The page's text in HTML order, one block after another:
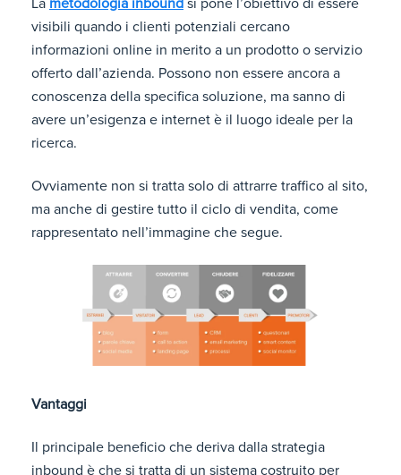
visibili quando i clienti potenziali cercano
informazioni online in merito a un prodotto o servizio
offerto dall’azienda. Possono non essere ancora a
conoscenza della specifica soluzione, ma sanno di
avere un’esigenza e internet è il luogo ideale per la
ricerca.
Ovviamente non si tratta solo di attrarre traffico al sito,
ma anche di gestire tutto il ciclo di vendita, come
rappresentato nell’immagine che segue.
Vantaggi
Il principale beneficio che deriva dalla strategia
inbound è che si tratta di un sistema costruito per